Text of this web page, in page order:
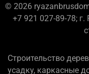
© 2026
+7 921 027-89-78;
Строительство
усадку, каркасные